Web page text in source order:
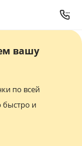
вашу
по всей
быстро и